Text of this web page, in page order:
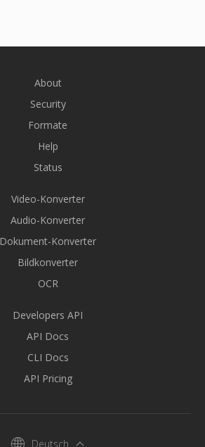
About
Security
Formate
Help
Status
Video-Konverter
Audio-Konverter
Dokument-Konverter
Bildkonverter
OCR
Developers API
API Docs
CLI Docs
API Pricing
Deutsch